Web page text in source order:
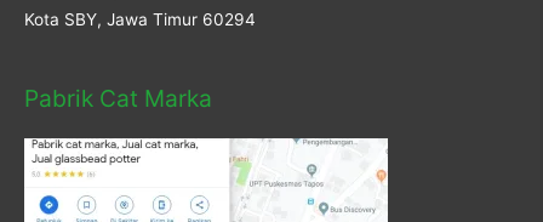
Kota SBY, Jawa Timur 60294
Pabrik Cat Marka